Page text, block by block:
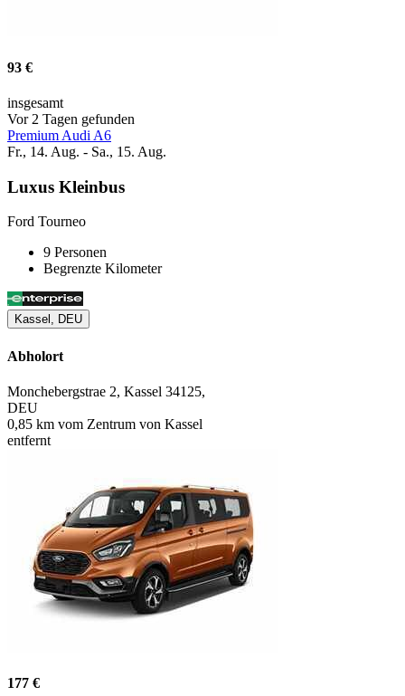
93 €
insgesamt
Vor 2 Tagen gefunden
Premium Audi A6
Fr., 14. Aug. - Sa., 15. Aug.
Luxus Kleinbus
Ford Tourneo
9 Personen
Begrenzte Kilometer
Kassel, DEU
Abholort
Monchebergstrae 2, Kassel 34125,
DEU
0,85 km vom Zentrum von Kassel
entfernt
177 €